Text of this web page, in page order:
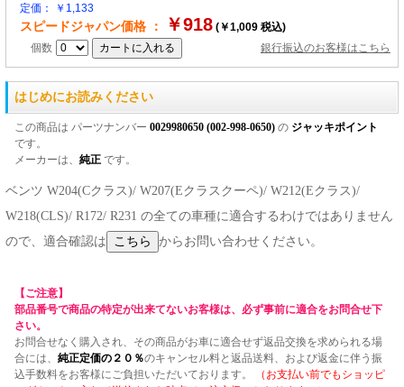
定価： ￥1,133
スピードジャパン価格 ： ￥918 (￥1,009 税込)
個数
銀行振込のお客様はこちら
はじめにお読みください
この商品は パーツナンバー 0029980650 (002-998-0650) の ジャッキポイント
です。
メーカーは、 純正 です。
ベンツ W204(Cクラス)/ W207(Eクラスクーペ)/ W212(Eクラス)/
W218(CLS)/ R172/ R231 の全ての車種に適合するわけではありません
ので、適合確認は
からお問い合わせください。
【ご注意】
部品番号で商品の特定が出来てないお客様は、必ず事前に適合をお問合せ下
さい。
お問合せなく購入され、その商品がお車に適合せず返品交換を求められる場
合には、 純正定価の２０％のキャンセル料と返品送料、および返金に伴う振
込手数料をお客様にご負担いただいております。
（お支払い前でもショッピ